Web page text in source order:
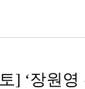
] ‘장원영